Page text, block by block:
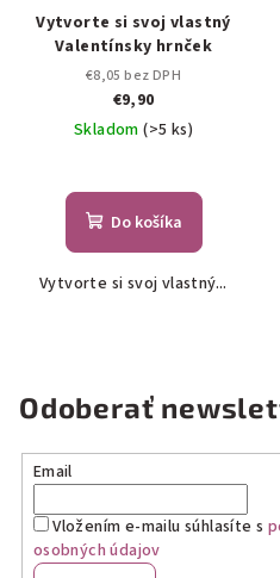
Vytvorte si svoj vlastný
Valentínsky hrnček
€8,05 bez DPH
€9,90
Skladom(>5 ks)
Do košíka
Vytvorte si svoj vlastný...
Odoberať
Email
Vložením e-mailu súhlasíte s
osobných údajov